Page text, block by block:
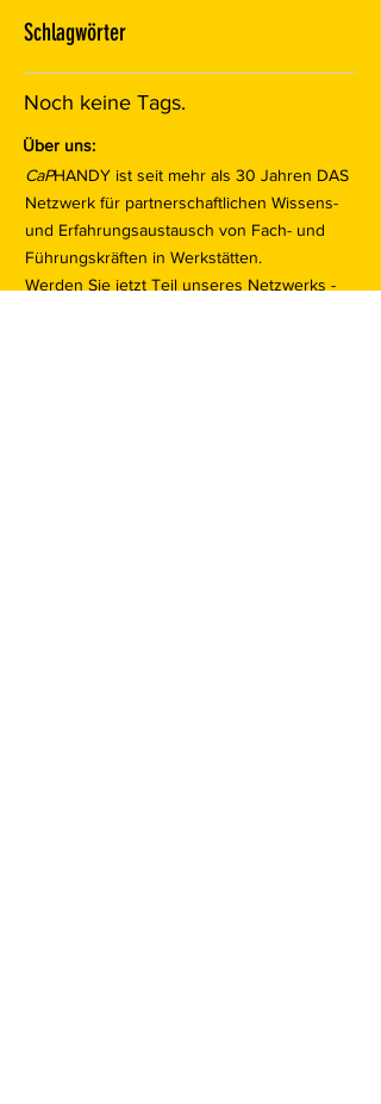
Schlagwörter
Noch keine Tags.
Über uns:
CaPHANDY ist seit mehr als 30 Jahren DAS
Netzwerk für partnerschaftlichen Wissens-
und Erfahrungsaustausch von Fach- und
Führungskräften in Werkstätten.
Werden Sie jetzt Teil unseres Netzwerks -